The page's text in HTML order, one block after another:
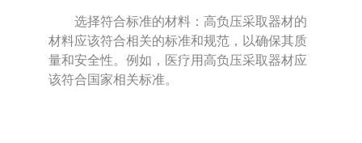
选择符合标准的材料：高负压采取器材的
材料应该符合相关的标准和规范，以确保其质
量和安全性。例如，医疗用高负压采取器材应
该符合国家相关标准。